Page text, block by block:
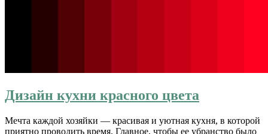
Дизайн кухни красного цвета
Мечта каждой хозяйки — красивая и уютная кухня, в которой
приятно проводить время. Главное, чтобы ее убранство было